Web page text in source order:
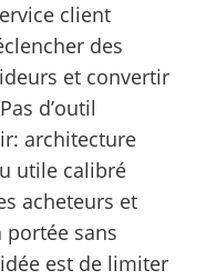
client
des
et convertir
d’outil
architecture
utile calibré
acheteurs et
sans
est de limiter